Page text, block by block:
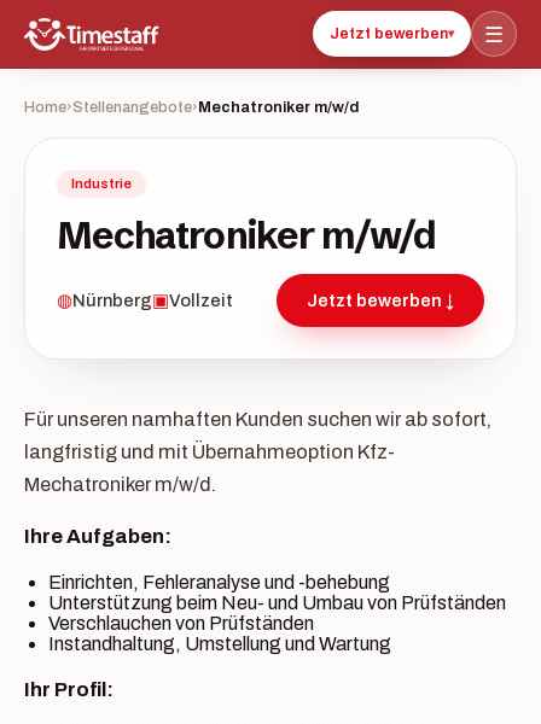
Jetzt bewerben▾ ☰
Home›Stellenangebote› Mechatroniker m/w/d
Industrie
Mechatroniker m/w/d
◍Nürnberg▣Vollzeit Jetzt bewerben ↓
Für unseren namhaften Kunden suchen wir ab sofort,
langfristig und mit Übernahmeoption Kfz-
Mechatroniker m/w/d.
Ihre Aufgaben:
Einrichten, Fehleranalyse und -behebung
Unterstützung beim Neu- und Umbau von Prüfständen
Verschlauchen von Prüfständen
Instandhaltung, Umstellung und Wartung
Ihr Profil: